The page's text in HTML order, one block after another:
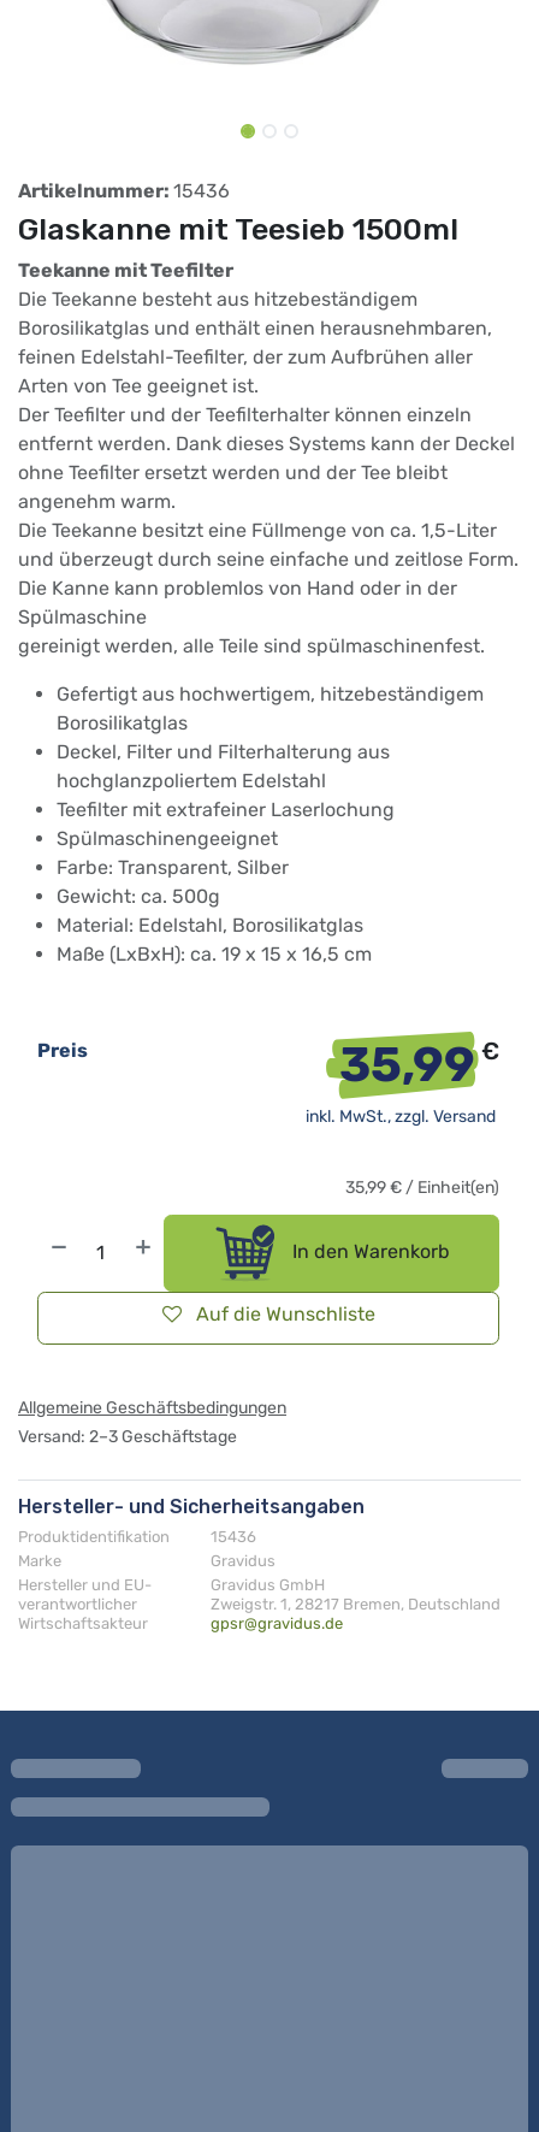
Artikelnummer: 15436
Glaskanne mit Teesieb 1500ml
Teekanne mit Teefilter
Die Teekanne besteht aus hitzebeständigem
Borosilikatglas und enthält einen herausnehmbaren,
feinen Edelstahl-Teefilter, der zum Aufbrühen aller
Arten von Tee geeignet ist.
Der Teefilter und der Teefilterhalter können einzeln
entfernt werden. Dank dieses Systems kann der Deckel
ohne Teefilter ersetzt werden und der Tee bleibt
angenehm warm.
Die Teekanne besitzt eine Füllmenge von ca. 1,5-Liter
und überzeugt durch seine einfache und zeitlose Form.
Die Kanne kann problemlos von Hand oder in der
Spülmaschine
gereinigt werden, alle Teile sind spülmaschinenfest.
Gefertigt aus hochwertigem, hitzebeständigem
Borosilikatglas
Deckel, Filter und Filterhalterung aus
hochglanzpoliertem Edelstahl
Teefilter mit extrafeiner Laserlochung
Spülmaschinengeeignet
Farbe: Transparent, Silber
Gewicht: ca. 500g
Material: Edelstahl, Borosilikatglas
Maße (LxBxH): ca. 19 x 15 x 16,5 cm
In den Warenkorb
Auf die Wunschliste
Preis 35,99€
inkl. MwSt., zzgl. Versand
35,99€ / Einheit(en)
Allgemeine Geschäftsbedingungen
Versand: 2–3 Geschäftstage
Hersteller- und Sicherheitsangaben
Produktidentifikation
15436
Marke
Gravidus
Hersteller und EU-
verantwortlicher
Wirtschaftsakteur
Gravidus GmbH
Zweigstr. 1, 28217 Bremen, Deutschland
gpsr@gravidus.de